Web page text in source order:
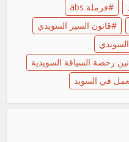
فرملة abs
قانون السير السويدي
رخصة السياقة السويدية
في السويد